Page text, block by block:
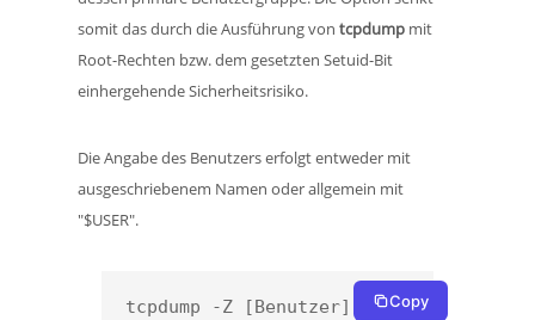
somit das durch die Ausführung von tcpdump mit
Root-Rechten bzw. dem gesetzten Setuid-Bit
einhergehende Sicherheitsrisiko.
Die Angabe des Benutzers erfolgt entweder mit
ausgeschriebenem Namen oder allgemein mit
"$USER".
tcpdump -Z [Benutzer]
Copy